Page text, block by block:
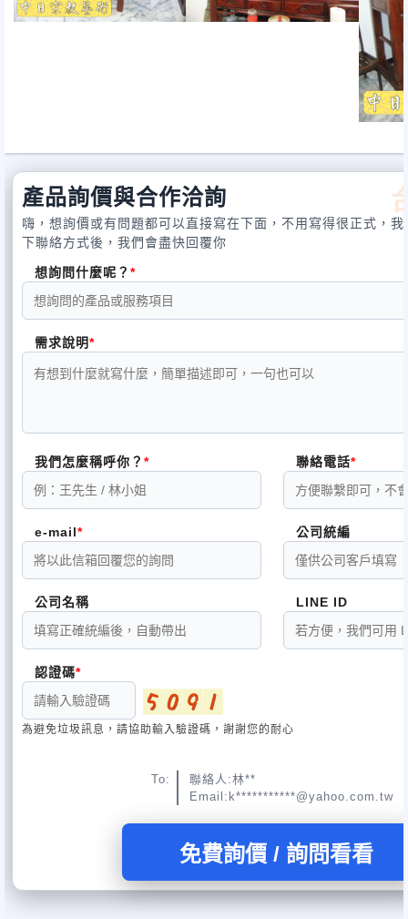
組合購買特惠價 請來電詢
各式神桌佛聯搭配
搭配購買另有優惠 歡迎來信或來
樣式齊全 客製化製作 歡迎蒞臨
每台電腦均有色差 一切以實
~ ~商
優惠
專營居家神明廳規劃
背景 辦公室
公廳祖先聯
產品詢價與合作洽詢
嗨，想詢價或有問題都可以直接寫在下面，不用寫得很正式，
下聯絡方式後，我們會盡快回覆你
想詢問什麼呢？
需求說明
我們怎麼稱呼你？ 聯絡電話
e-mail 公司統編
公司名稱 LINE ID
認證碼
為避免垃圾訊息，請協助輸入驗證碼，謝謝您的耐心
To:
聯絡人:林**
Email:k***********@yahoo.com.tw
免費詢價 / 詢問看看